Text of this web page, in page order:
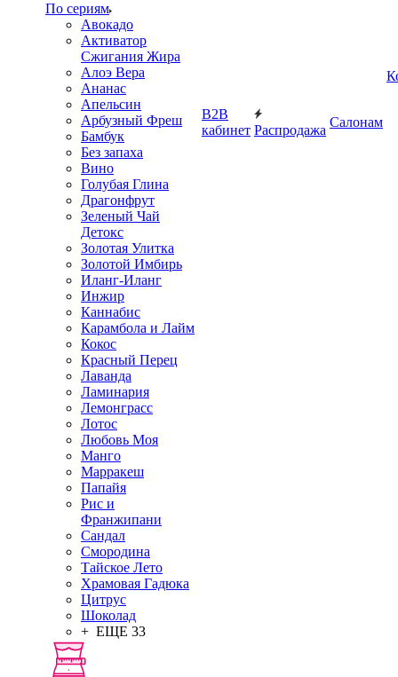
По сериям
Авокадо
Активатор
Сжигания Жира
Алоэ Вера
Ананас
Апельсин
Арбузный Фреш
Бамбук
Без запаха
Вино
Голубая Глина
Драгонфрут
Зеленый Чай
Детокс
Золотая Улитка
Золотой Имбирь
Иланг-Иланг
Инжир
Каннабис
Карамбола и Лайм
Кокос
Красный Перец
Лаванда
Ламинария
Лемонграсс
Лотос
Любовь Моя
Манго
Марракеш
Папайя
Рис и
Франжипани
Сандал
Смородина
Тайское Лето
Храмовая Гадюка
Цитрус
Шоколад
+ ЕЩЕ 33
B2B
кабинет Распродажа
Салонам